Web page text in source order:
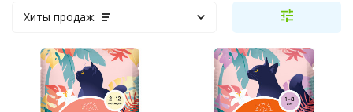
Хиты продаж